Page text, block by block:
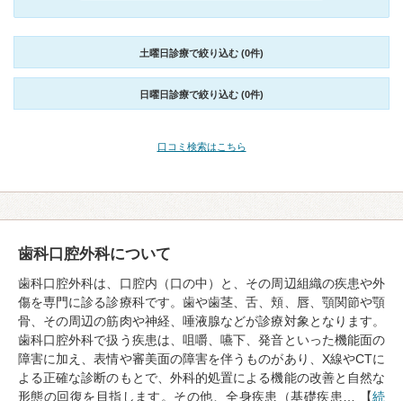
土曜日診療で絞り込む (0件)
日曜日診療で絞り込む (0件)
口コミ検索はこちら
歯科口腔外科について
歯科口腔外科は、口腔内（口の中）と、その周辺組織の疾患や外
傷を専門に診る診療科です。歯や歯茎、舌、頬、唇、顎関節や顎
骨、その周辺の筋肉や神経、唾液腺などが診療対象となります。
歯科口腔外科で扱う疾患は、咀嚼、嚥下、発音といった機能面の
障害に加え、表情や審美面の障害を伴うものがあり、X線やCTに
よる正確な診断のもとで、外科的処置による機能の改善と自然な
形態の回復を目指します。その他、全身疾患（基礎疾患… 【続